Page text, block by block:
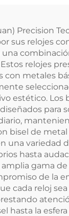
Precision
sus relojes
una
relojes
con metales
estético. Los
para
bisel de
una variedad
hasta
gama
de la
cada reloj
hasta la esfera